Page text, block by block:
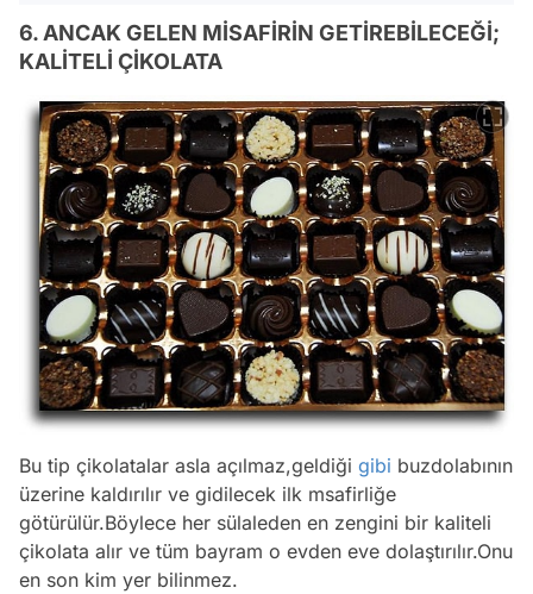
6. ANCAK GELEN MİSAFİRİN GETİREBİLECEĞİ;
KALİTELİ ÇİKOLATA
Bu tip çikolatalar asla açılmaz,geldiği gibi buzdolabının
üzerine kaldırılır ve gidilecek ilk msafirliğe
götürülür.Böylece her sülaleden en zengini bir kaliteli
çikolata alır ve tüm bayram o evden eve dolaştırılır.Onu
en son kim yer bilinmez.